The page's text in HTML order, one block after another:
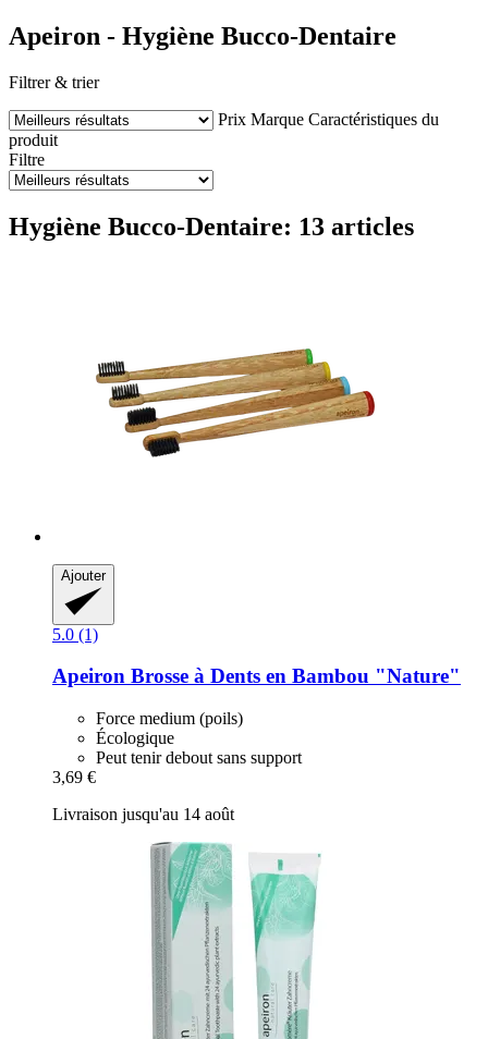
Apeiron - Hygiène Bucco-Dentaire
Filtrer & trier
Prix Marque Caractéristiques du
produit
Filtre
Hygiène Bucco-Dentaire: 13 articles
Ajouter
5.0 (1)
Apeiron Brosse à Dents en Bambou "Nature"
Force medium (poils)
Écologique
Peut tenir debout sans support
3,69 €
Livraison jusqu'au 14 août